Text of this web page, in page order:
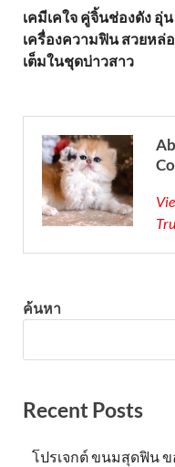
เคมีเคใจ คู่จิ้นช่องดัง อุ่น
เครื่องความฟิน สวยหล่
เต็มในชุดบ่าวสาว
ค้นหา
Recent Posts
โปรเจกต์ ขนมสุดฟิน